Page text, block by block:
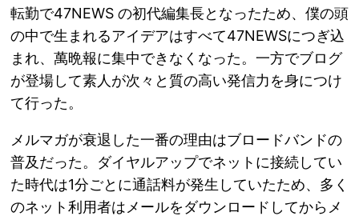
転勤で47NEWS の初代編集長となったため、僕の頭
の中で生まれるアイデアはすべて47NEWSにつぎ込
まれ、萬晩報に集中できなくなった。一方でブログ
が登場して素人が次々と質の高い発信力を身につけ
て行った。
メルマガが衰退した一番の理由はブロードバンドの
普及だった。ダイヤルアップでネットに接続してい
た時代は1分ごとに通話料が発生していたため、多く
のネット利用者はメールをダウンロードしてからメ